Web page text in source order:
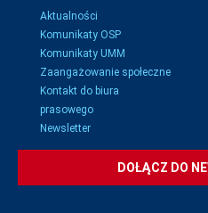
Aktualności
Komunikaty OSP
Komunikaty UMM
Zaangażowanie społeczne
Kontakt do biura
prasowego
Newsletter
DOŁĄCZ DO